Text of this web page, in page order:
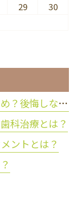
29
30
矯正治療はどんな歯医者がおすすめ？後悔しない歯科医院の選び方
科治療とは？
ントとは？